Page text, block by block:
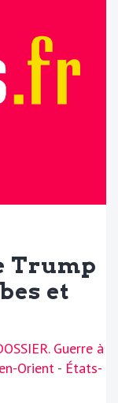
Trump
et
Guerre à
Orient - États-